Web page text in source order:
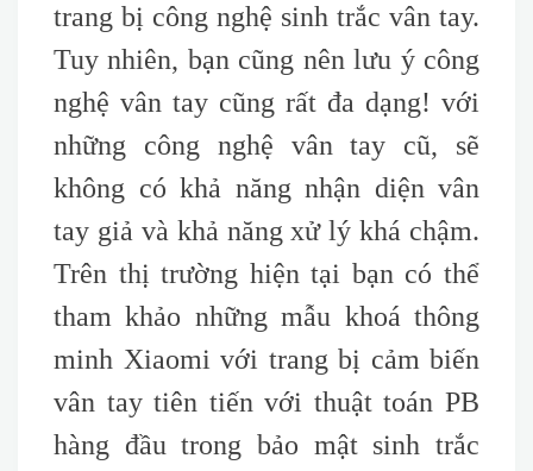
trang bị công nghệ sinh trắc vân tay.
Tuy nhiên, bạn cũng nên lưu ý công
nghệ vân tay cũng rất đa dạng! với
những công nghệ vân tay cũ, sẽ
không có khả năng nhận diện vân
tay giả và khả năng xử lý khá chậm.
Trên thị trường hiện tại bạn có thể
tham khảo những mẫu khoá thông
minh Xiaomi với trang bị cảm biến
vân tay tiên tiến với thuật toán PB
hàng đầu trong bảo mật sinh trắc